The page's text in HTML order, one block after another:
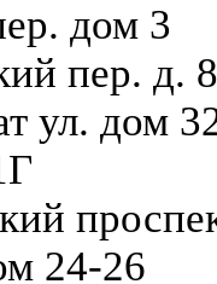
дом 3
пер. д. 8
ул. дом
24-26